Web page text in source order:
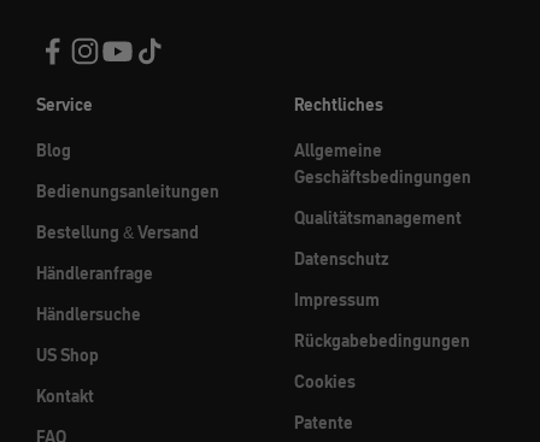
Service
Blog
Bedienungsanleitungen
Bestellung & Versand
Händleranfrage
Händlersuche
US Shop
Kontakt
FAQ
Rechtliches
Allgemeine
Geschäftsbedingungen
Qualitätsmanagement
Datenschutz
Impressum
Rückgabebedingungen
Cookies
Patente